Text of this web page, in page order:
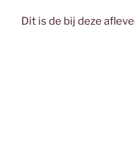
Dit is de bij deze